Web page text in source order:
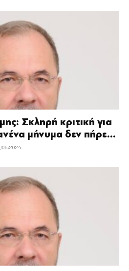
Σκληρή κριτική για
μήνυμα δεν πήρε...
06/2024